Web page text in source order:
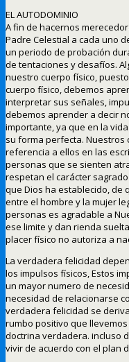
EL AUTODOMINIO
A fin de hacernos
Padre Celestial a cada uno
un periodo de probación
de tentaciones y desafíos.
nuestro cuerpo físico,
cuerpo físico, debemos
interpretar sus señales,
debemos aprender a decir
importante, ya que en la
su forma perfecta. Nuestros
referencia a ellos en las
personas que se sienten
respetan el carácter
que Dios ha establecido, de
entre el hombre y la mujer
personas es agradable a
ese limite y dan rienda
placer físico no autoriza a
La verdadera felicidad
los impulsos físicos, Estos
un mayor numero de
necesidad de relacionarse
verdadera felicidad se
rumbo positivo que
doctrina verdadera. incluso
vivir de acuerdo con el plan